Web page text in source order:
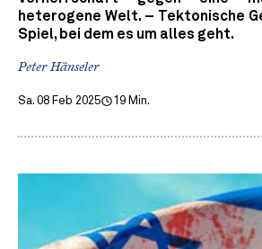
heterogene Welt. – Tektonische
Spiel, bei dem es um alles geht.
Peter Hänseler
Sa. 08 Feb 2025 19 Min.